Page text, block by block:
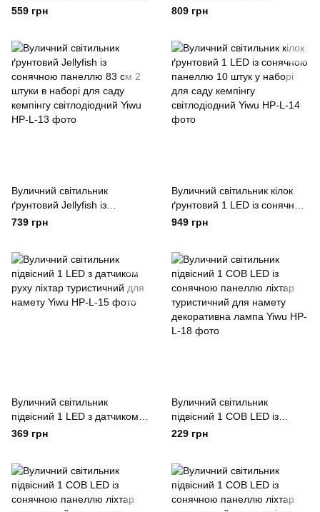
LED із сонячною панеллю 2
559 грн
сонячною панеллю 87, 5 см
809 грн
Вуличний світильник
ґрунтовий Jellyfish із
сонячною панеллю 83 см 2
739 грн
Вуличний світильник кілок
ґрунтовий 1 LED із сонячною
панеллю 10 штук у наборі
949 грн
Вуличний світильник
підвісний 1 LED з датчиком
руху ліхтар туристичний для
369 грн
Вуличний світильник
підвісний 1 COB LED із
сонячною панеллю ліхтар
229 грн